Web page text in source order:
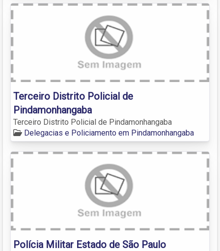
Terceiro Distrito Policial de
Pindamonhangaba
Terceiro Distrito Policial de Pindamonhangaba
Delegacias e Policiamento em Pindamonhangaba
Polícia Militar Estado de São Paulo